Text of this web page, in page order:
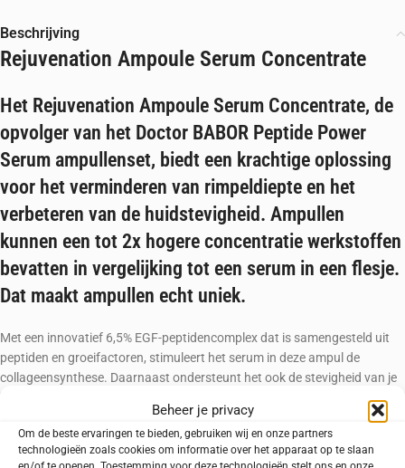
Beheer je privacy
Om de beste ervaringen te bieden, gebruiken wij en onze partners
technologieën zoals cookies om informatie over het apparaat op te slaan
Beschrijving
Rejuvenation Ampoule Serum Concentrate
Het Rejuvenation Ampoule Serum Concentrate, de
opvolger van het Doctor BABOR Peptide Power
Serum ampullenset, biedt een krachtige oplossing
voor het verminderen van rimpeldiepte en het
verbeteren van de huidstevigheid. Ampullen
kunnen een tot 2x hogere concentratie werkstoffen
bevatten in vergelijking tot een serum in een flesje.
Dat maakt ampullen echt uniek.
Met een innovatief 6,5% EGF-peptidencomplex dat is samengesteld uit
peptiden en groeifactoren, stimuleert het serum in deze ampul de
collageensynthese. Daarnaast ondersteunt het ook de stevigheid van je
huid en de huideigen collageenproductie. Onderzoek toont aan dat het
miniproteïne in dit serum zelfs de werkingsduur van Botox met 70% kan
verlengen, wat weer resulteert in een langdurige gladde en jeugdige huid.